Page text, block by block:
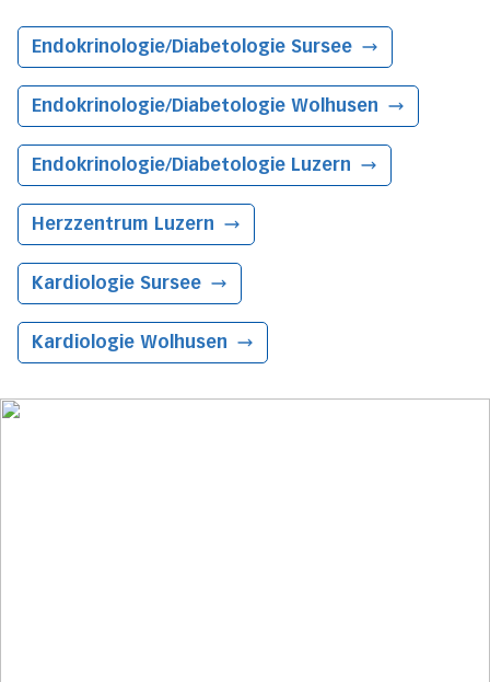
Endokrinologie/​Diabetologie Sursee
Endokrinologie/​Diabetologie Wolhusen
Endokrinologie/​Diabetologie Luzern
Herzzentrum Luzern
Kardiologie Sursee
Kardiologie Wolhusen